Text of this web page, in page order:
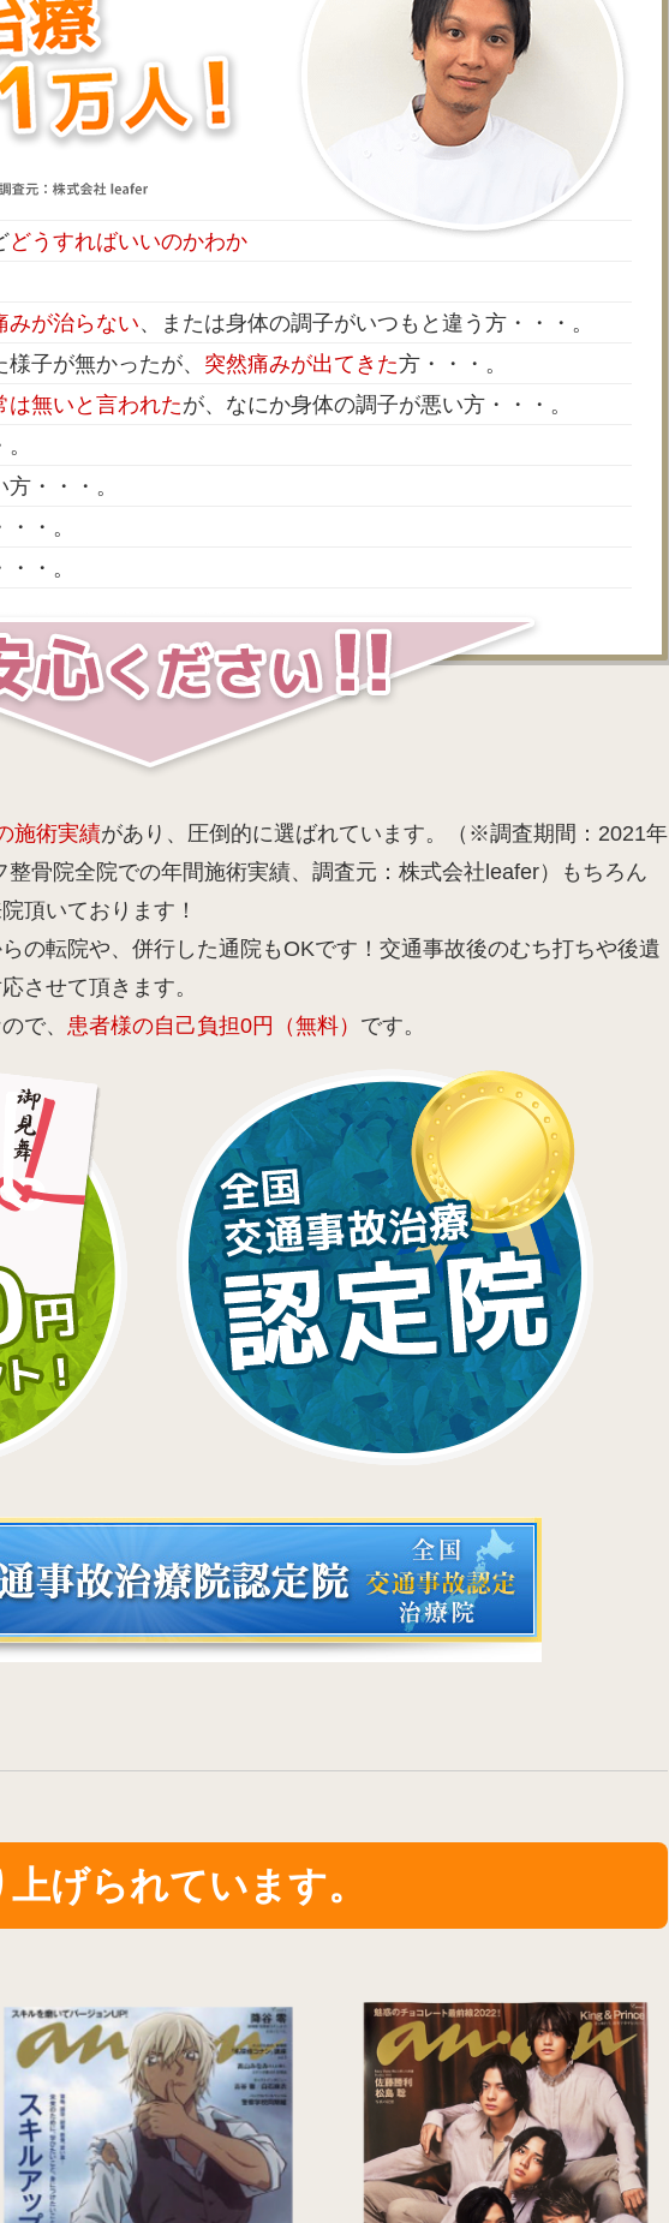
どうすればいいのかわか
みが治らない、または身体の調子がいつもと違う方・・・。
子が無かったが、 突然痛みが出てきた方・・・。
は無いと言われたが、なにか身体の調子が悪い方・・・。
・・・。
・。
・。
施術実績があり、圧倒的に選ばれています。（※調査期間：2021年
骨院全院での年間施術実績、調査元：株式会社leafer）もちろん
頂いております！
の転院や、併行した通院もOKです！交通事故後のむち打ちや後遺
させて頂きます。
で、 患者様の自己負担0円（無料） です。
げられています。